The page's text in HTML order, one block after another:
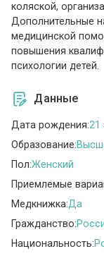
коляской,
Дополнительные
медицинской
повышения
психологии детей.
Данные
Дата рождения:21
Образование:
Пол:Женский
Приемлемые
Медкнижка:Да
Гражданство:
Национальность: